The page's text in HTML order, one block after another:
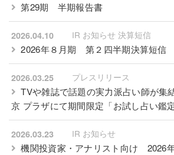
第29期 半期報告書
2026.04.10 IR お知らせ 決算短信
2026年８月期 第２四半期決算短信
2026.03.25 プレスリリース
TVや雑誌で話題の実力派占い師が集
京 プラザにて期間限定「お試し占い鑑
2026.03.23 IR お知らせ
機関投資家・アナリスト向け 2026